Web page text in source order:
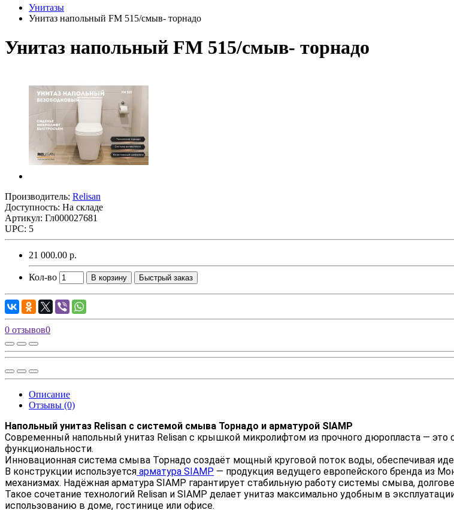
Унитазы
Унитаз напольный FM 515/смыв- торнадо
Унитаз напольный FM 515/смыв- торнадо
Производитель: Relisan
Доступность: На складе
Артикул: Гл000027681
UPC: 5
21 000.00 р.
Кол-во В корзину Быстрый заказ
0 отзывов0
Описание
Отзывы (0)
Напольный унитаз Relisan с системой смыва Торнадо и арматурой SIAMP
Современный напольный унитаз Relisan с крышкой микролифтом из прочного дюропласта — это
функциональности.
Инновационная система смыва Торнадо создаёт мощный круговой поток воды, обеспечивая
В конструкции используется арматура SIAMP — продукция ведущего европейского бренда из
механизмах. Надёжная арматура SIAMP гарантирует стабильную работу системы смыва,
Такое сочетание технологий Relisan и SIAMP делает унитаз максимально удобным в
использованию в доме, гостинице или офисе.